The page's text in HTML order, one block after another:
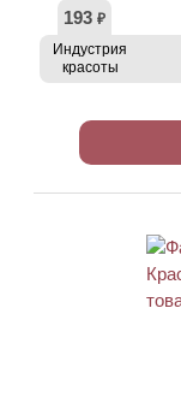
193 ₽
Индустрия
красоты